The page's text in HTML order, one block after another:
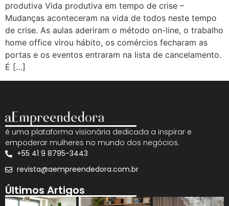
produtiva Vida produtiva em tempo de crise –
Mudanças aconteceram na vida de todos neste tempo
de crise. As aulas aderiram o método on-line, o trabalho
home office virou hábito, os comércios fecharam as
portas e os eventos entraram na lista de cancelamento.
É […]
é uma plataforma visionária dedicada a inspirar e
empoderar mulheres no mundo dos negócios.
+55 41 9 8795-3443
revista@aempreendedora.com.br
Últimos Artigos